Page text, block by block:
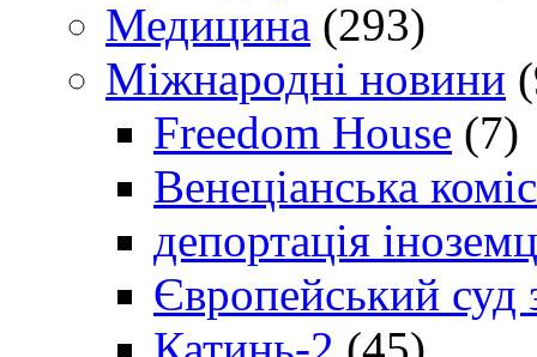
Медицина (293)
Міжнародні новини
Freedom House (7)
Венеціанська
депортація
Європейський